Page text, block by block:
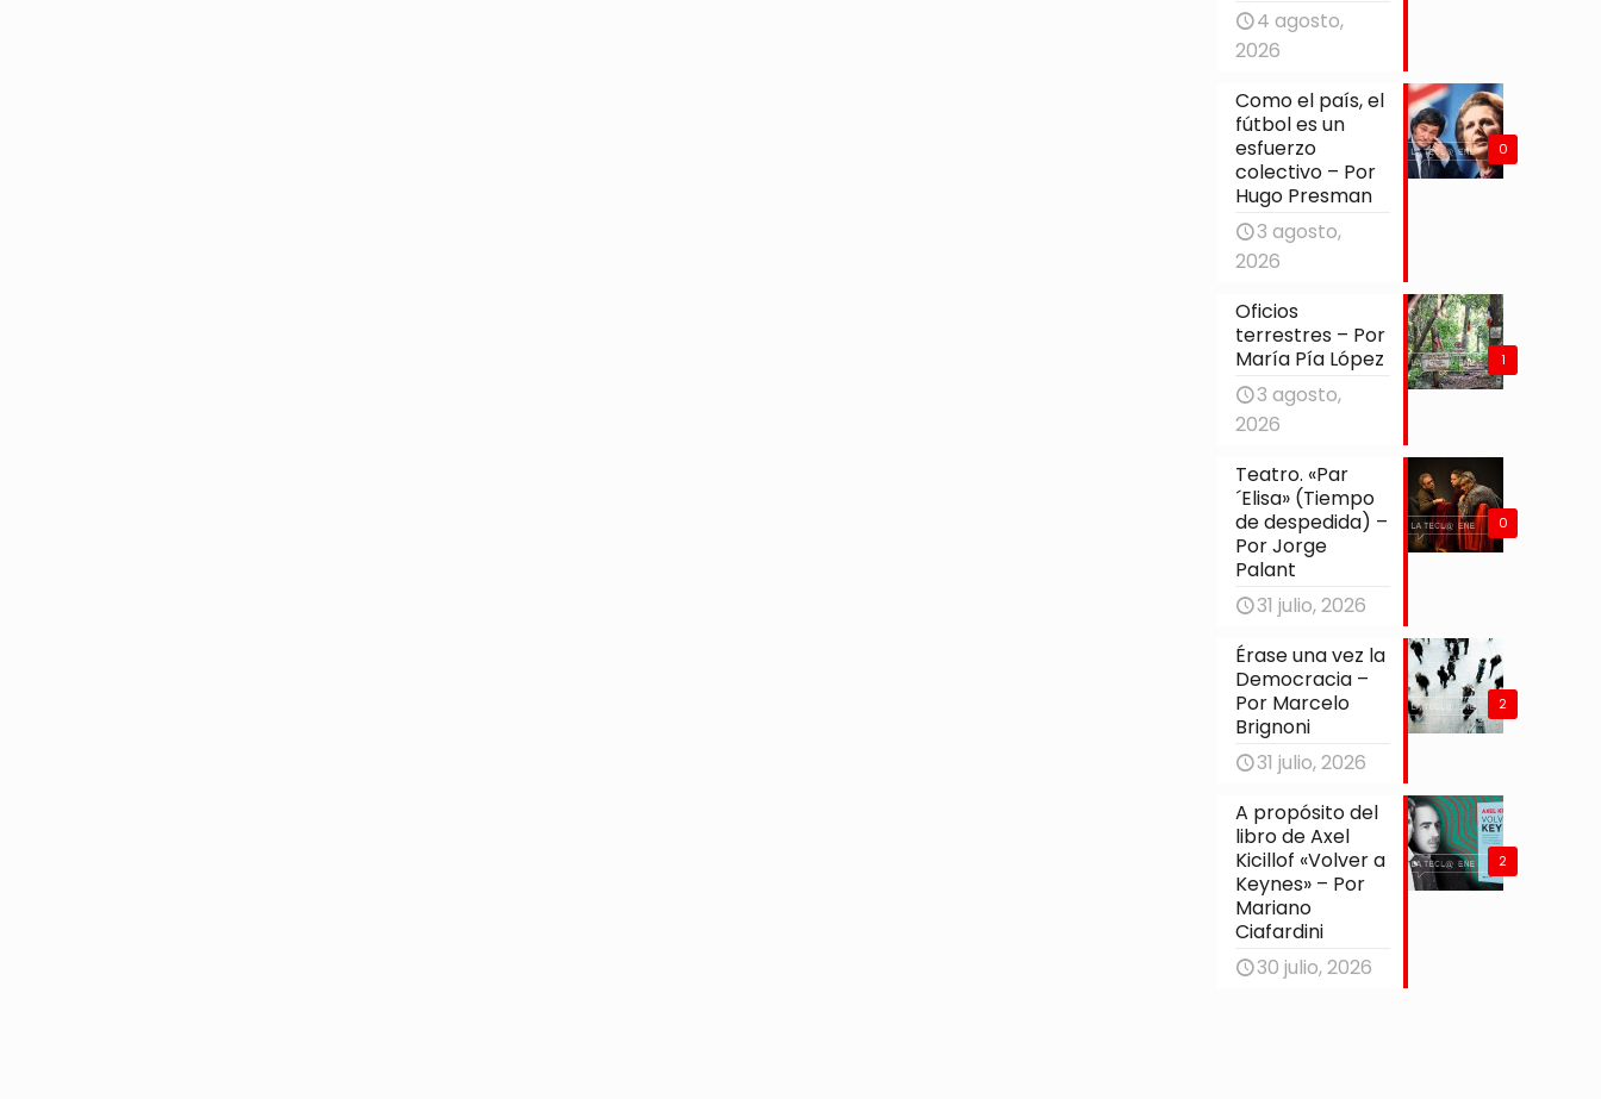
4 agosto,
2026
0
Como el país, el
fútbol es un
esfuerzo
colectivo – Por
Hugo Presman
3 agosto,
2026
1
Oficios
terrestres – Por
María Pía López
3 agosto,
2026
0
Teatro. «Par
´Elisa» (Tiempo
de despedida) –
Por Jorge
Palant
31 julio, 2026
2
Érase una vez la
Democracia –
Por Marcelo
Brignoni
31 julio, 2026
2
A propósito del
libro de Axel
Kicillof «Volver a
Keynes» – Por
Mariano
Ciafardini
30 julio, 2026